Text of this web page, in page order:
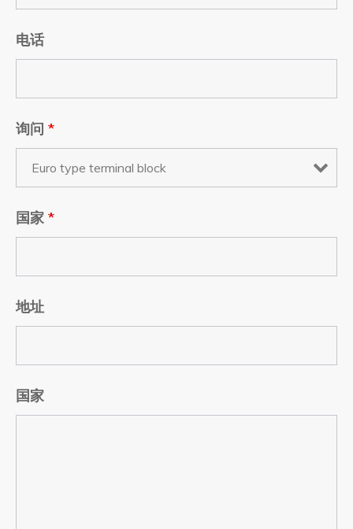
电话
询问 *
国家 *
地址
国家